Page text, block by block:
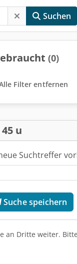
Suchen
(0)
Filter entfernen
u
Suchtreffer
Suche speichern
an Dritte weiter.